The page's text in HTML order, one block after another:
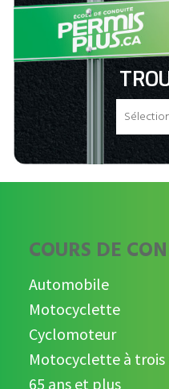
COURS DE
Automobile
Motocyclette
Cyclomoteur
Motocyclette à trois
65 ans et plus